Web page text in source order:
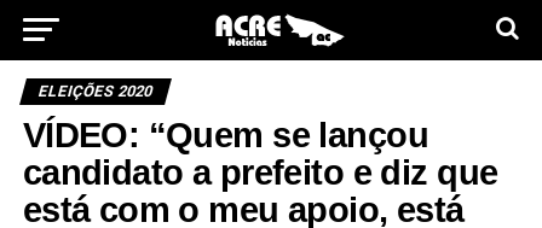
ELEIÇÕES 2020
VÍDEO: “Quem se lançou
candidato a prefeito e diz que
está com o meu apoio, está